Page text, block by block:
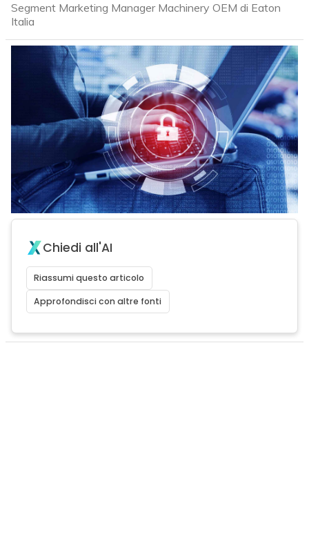
Segment Marketing Manager Machinery OEM di Eaton
Italia
Chiedi all'AI
Riassumi questo articolo
Approfondisci con altre fonti